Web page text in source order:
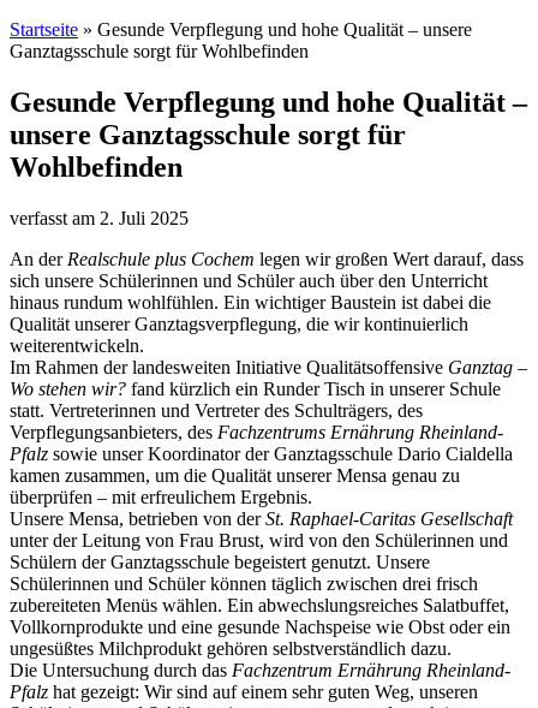
Startseite » Gesunde Verpflegung und hohe Qualität – unsere
Ganztagsschule sorgt für Wohlbefinden
Gesunde Verpflegung und hohe Qualität –
unsere Ganztagsschule sorgt für
Wohlbefinden
verfasst am 2. Juli 2025
An der Realschule plus Cochem legen wir großen Wert darauf, dass
sich unsere Schülerinnen und Schüler auch über den Unterricht
hinaus rundum wohlfühlen. Ein wichtiger Baustein ist dabei die
Qualität unserer Ganztagsverpflegung, die wir kontinuierlich
weiterentwickeln.
Im Rahmen der landesweiten Initiative Qualitätsoffensive Ganztag –
Wo stehen wir? fand kürzlich ein Runder Tisch in unserer Schule
statt. Vertreterinnen und Vertreter des Schulträgers, des
Verpflegungsanbieters, des Fachzentrums Ernährung Rheinland-
Pfalz sowie unser Koordinator der Ganztagsschule Dario Cialdella
kamen zusammen, um die Qualität unserer Mensa genau zu
überprüfen – mit erfreulichem Ergebnis.
Unsere Mensa, betrieben von derSt. Raphael-Caritas Gesellschaft
unter der Leitung von Frau Brust, wird von den Schülerinnen und
Schülern der Ganztagsschule begeistert genutzt. Unsere
Schülerinnen und Schüler können täglich zwischen drei frisch
zubereiteten Menüs wählen. Ein abwechslungsreiches Salatbuffet,
Vollkornprodukte und eine gesunde Nachspeise wie Obst oder ein
ungesüßtes Milchprodukt gehören selbstverständlich dazu.
Die Untersuchung durch das Fachzentrum Ernährung Rheinland-
Pfalz hat gezeigt: Wir sind auf einem sehr guten Weg, unseren